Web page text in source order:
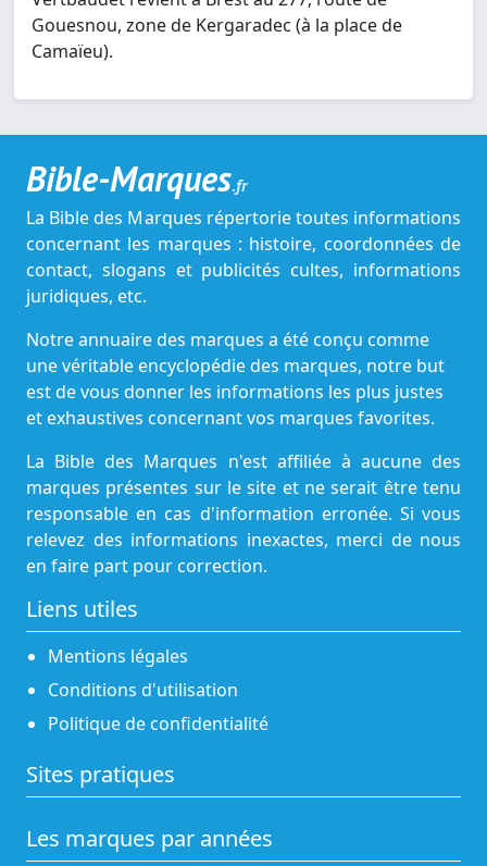
Gouesnou, zone de Kergaradec (à la place de
Camaïeu).
Bible-Marques.fr
La Bible des Marques répertorie toutes informations
concernant les marques : histoire, coordonnées de
contact, slogans et publicités cultes, informations
juridiques, etc.
Notre annuaire des marques a été conçu comme
une véritable encyclopédie des marques, notre but
est de vous donner les informations les plus justes
et exhaustives concernant vos marques favorites.
La Bible des Marques n'est affiliée à aucune des
marques présentes sur le site et ne serait être tenu
responsable en cas d'information erronée. Si vous
relevez des informations inexactes, merci de nous
en faire part pour correction.
Liens utiles
Mentions légales
Conditions d'utilisation
Politique de confidentialité
Sites pratiques
Les marques par années